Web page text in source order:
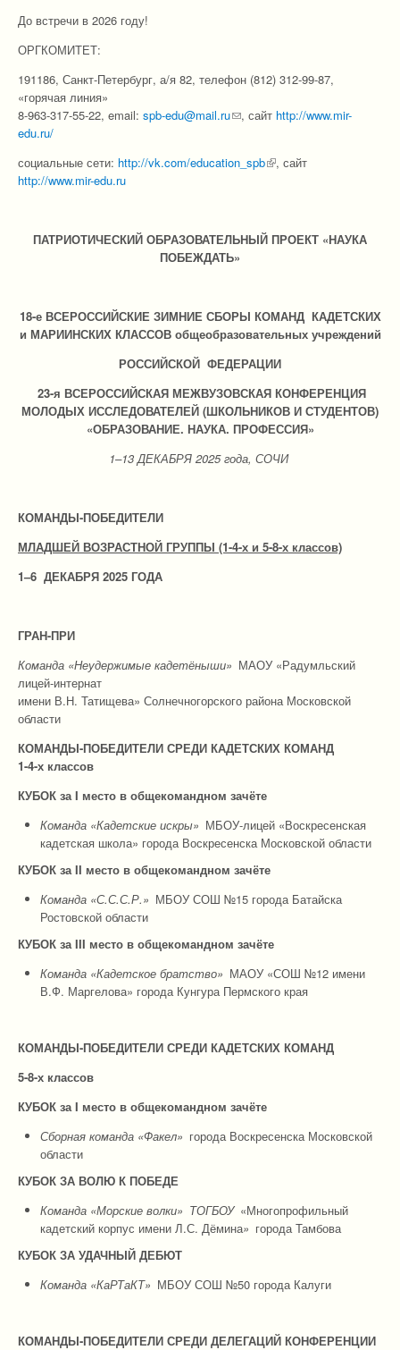
До встречи в 2026 году!
ОРГКОМИТЕТ:
191186, Санкт-Петербург, а/я 82, телефон (812) 312-99-87,
«горячая линия»
8-963-317-55-22, email: spb-edu@mail.ru(link sends e-mail)
, сайт http://www.mir-
edu.ru/
социальные сети: http://vk.com/education_spb(link is external)
, сайт
http://www.mir-edu.ru
ПАТРИОТИЧЕСКИЙ ОБРАЗОВАТЕЛЬНЫЙ ПРОЕКТ «НАУКА
ПОБЕЖДАТЬ»
18-е ВСЕРОССИЙСКИЕ ЗИМНИЕ СБОРЫ КОМАНД КАДЕТСКИХ
и МАРИИНСКИХ КЛАССОВ общеобразовательных учреждений
РОССИЙСКОЙ ФЕДЕРАЦИИ
23-я ВСЕРОССИЙСКАЯ МЕЖВУЗОВСКАЯ КОНФЕРЕНЦИЯ
МОЛОДЫХ ИССЛЕДОВАТЕЛЕЙ (ШКОЛЬНИКОВ И СТУДЕНТОВ)
«ОБРАЗОВАНИЕ. НАУКА. ПРОФЕССИЯ»
1–13 ДЕКАБРЯ 2025 года, СОЧИ
КОМАНДЫ-ПОБЕДИТЕЛИ
МЛАДШЕЙ ВОЗРАСТНОЙ ГРУППЫ (1-4-х и 5-8-х классов)
1–6 ДЕКАБРЯ 2025 ГОДА
ГРАН-ПРИ
Команда «Неудержимые кадетёныши» МАОУ «Радумльский
лицей-интернат
имени В.Н. Татищева» Солнечногорского района Московской
области
КОМАНДЫ-ПОБЕДИТЕЛИ СРЕДИ КАДЕТСКИХ КОМАНД
1-4-х классов
КУБОК за I место в общекомандном зачёте
Команда «Кадетские искры» МБОУ-лицей «Воскресенская
кадетская школа» города Воскресенска Московской области
КУБОК за II место в общекомандном зачёте
Команда «С.С.С.Р.» МБОУ СОШ №15 города Батайска
Ростовской области
КУБОК за III место в общекомандном зачёте
Команда «Кадетское братство» МАОУ «СОШ №12 имени
В.Ф. Маргелова» города Кунгура Пермского края
КОМАНДЫ-ПОБЕДИТЕЛИ СРЕДИ КАДЕТСКИХ КОМАНД
5-8-х классов
КУБОК за I место в общекомандном зачёте
Сборная команда «Факел» города Воскресенска Московской
области
КУБОК ЗА ВОЛЮ К ПОБЕДЕ
Команда «Морские волки» ТОГБОУ «Многопрофильный
кадетский корпус имени Л.С. Дёмина» города Тамбова
КУБОК ЗА УДАЧНЫЙ ДЕБЮТ
Команда «КаРТаКТ» МБОУ СОШ №50 города Калуги
КОМАНДЫ-ПОБЕДИТЕЛИ СРЕДИ ДЕЛЕГАЦИЙ КОНФЕРЕНЦИИ